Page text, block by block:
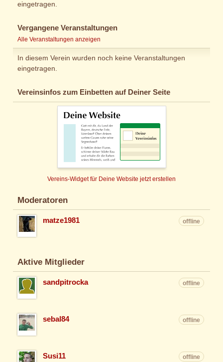
eingetragen.
Vergangene Veranstaltungen
Alle Veranstaltungen anzeigen
In diesem Verein wurden noch keine Veranstaltungen
eingetragen.
Vereinsinfos zum Einbetten auf Deiner Seite
Vereins-Widget für Deine Website jetzt erstellen
Moderatoren
matze1981 offline
Aktive Mitglieder
sandpitrocka offline
sebal84 offline
Susi11 offline